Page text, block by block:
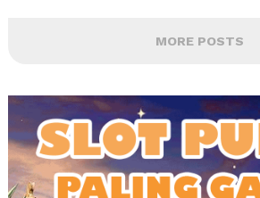
MORE POSTS